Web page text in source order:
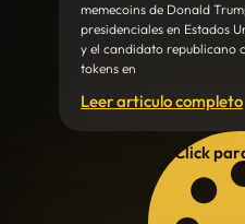
memecoins de Donald
presidenciales en Estados
y el candidato republicano
tokens en
Leer articulo completo
Click